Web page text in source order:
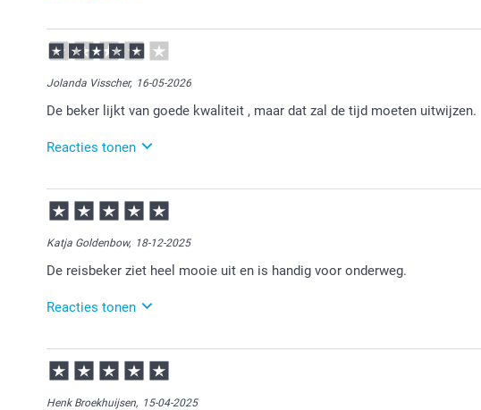
30-06-2026
12:14
Heel goed te lezen.
Jolanda Visscher, 16-05-2026
De beker lijkt van goede kwaliteit , maar dat zal de tijd moeten uitwijzen.
Reacties tonen
18-05-2026
13:49
Heel veel plezier van de reisbeker!
Katja Goldenbow, 18-12-2025
De reisbeker ziet heel mooie uit en is handig voor onderweg.
Reacties tonen
22-12-2025
14:13
Bedankt voor je review. Fijn om te horen dat je blij bent met de
ervan!
Henk Broekhuijsen, 15-04-2025